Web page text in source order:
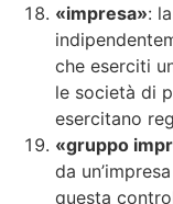
«impresa»:
che eserciti
le società di
esercitano
«gruppo
da
questa